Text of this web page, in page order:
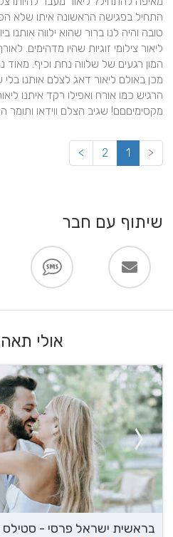
מקסימיםםם! שגיב הצלם ווידאו ותומר
<
1
2
>
שיתוף עם חבר
אולי
בראשית ישראל פרסי - סטילס